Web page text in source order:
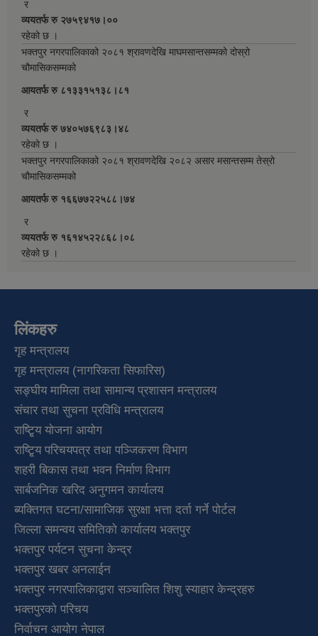
र
व्ययतर्फ रु २७५९४१७।००
रहेको छ ।
भक्तपुर नगरपालिकाको २०८१ श्रावणदेखि माघमसान्तसम्मको दोस्रो
चौमासिकसम्मको
आयतर्फ रु‌ ८१३३१५१३८।८१
र
व्ययतर्फ रु ७४०५७६९८३।४८
रहेको छ ।
भक्तपुर नगरपालिकाको २०८१ श्रावणदेखि २०८२ असार मसान्तसम्म तेस्रो
चौमासिकसम्मको
आयतर्फ रु‌ १६६७७२२५८८।७४
र
व्ययतर्फ रु १६१४५२२८६८।०८
रहेको छ ।
लिंकहरु
गृह मन्त्रालय
गृह मन्त्रालय (नागरिकता सिफारिस)
सङ्घीय मामिला तथा सामान्य प्रशासन मन्त्रालय
संचार तथा सुचना प्रविधि मन्त्रालय
राष्टि्ृय योजना आयोग
राष्टि्ृय परिचयपत्र तथा पञ्जिकरण विभाग
शहरी बिकास तथा भवन निर्माण विभाग
सार्बजनिक खरिद अनुगमन कार्यालय
ब्यक्तिगत घटना/सामाजिक सुरक्षा भत्ता दर्ता गर्ने पोर्टल
जिल्ला समन्वय समितिको कार्यालय भक्तपुर
भक्तपुर पर्यटन सुचना केन्द्र
भक्तपुर खबर अनलाईन
भक्तपुर नगरपालिकाद्वारा सञ्चालित शिशु स्याहार केन्द्रहरु
भक्तपुरकाे परिचय
निर्वाचन आयोग नेपाल